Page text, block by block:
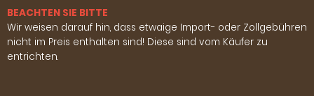
BEACHTEN SIE BITTE
Wir weisen darauf hin, dass etwaige Import- oder Zollgebühren
nicht im Preis enthalten sind! Diese sind vom Käufer zu
entrichten.